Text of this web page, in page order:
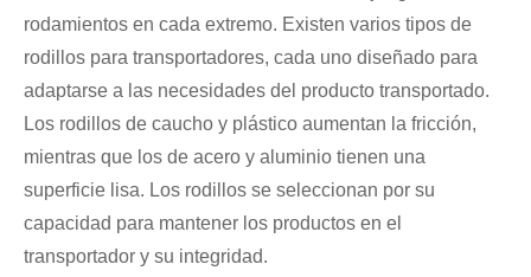
rodamientos en cada extremo. Existen varios tipos de
rodillos para transportadores, cada uno diseñado para
adaptarse a las necesidades del producto transportado.
Los rodillos de caucho y plástico aumentan la fricción,
mientras que los de acero y aluminio tienen una
superficie lisa. Los rodillos se seleccionan por su
capacidad para mantener los productos en el
transportador y su integridad.